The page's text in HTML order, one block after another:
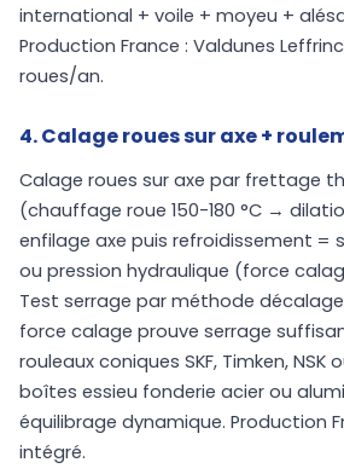
international + voile + moyeu +
Production France : Valdunes
roues/an.
4. Calage roues sur axe +
Calage roues sur axe par frettage
(chauffage roue 150-180 °C →
enfilage axe puis refroidissement =
ou pression hydraulique (force
Test serrage par méthode
force calage prouve serrage
rouleaux coniques SKF, Timken, NSK
boîtes essieu fonderie acier ou
équilibrage dynamique. Production
intégré.